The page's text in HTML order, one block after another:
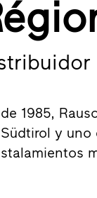
1985,
y uno